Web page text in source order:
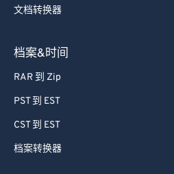
文档转换器
档案&时间
RAR 到 Zip
PST 到 EST
CST 到 EST
档案转换器